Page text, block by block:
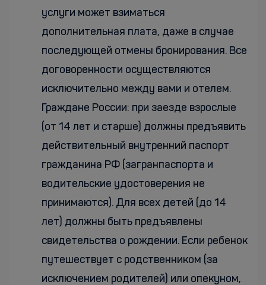
услуги может взиматься
дополнительная плата, даже в случае
последующей отмены бронирования. Все
договоренности осуществляются
исключительно между вами и отелем.
Граждане России: при заезде взрослые
(от 14 лет и старше) должны предъявить
действительный внутренний паспорт
гражданина РФ (загранпаспорта и
водительские удостоверения не
принимаются). Для всех детей (до 14
лет) должны быть предъявлены
свидетельства о рождении. Если ребенок
путешествует с родственником (за
исключением родителей) или опекуном,